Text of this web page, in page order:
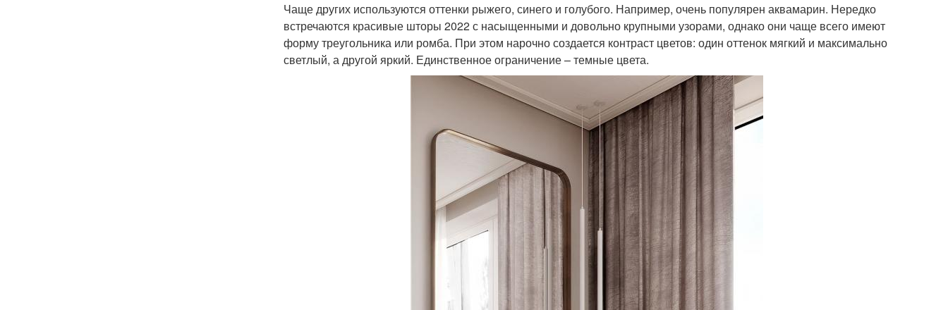
Чаще других используются оттенки рыжего, синего и голубого. Например, очень популярен аквамарин. Нередко
встречаются красивые шторы 2022 с насыщенными и довольно крупными узорами, однако они чаще всего имеют
форму треугольника или ромба. При этом нарочно создается контраст цветов: один оттенок мягкий и максимально
светлый, а другой яркий. Единственное ограничение – темные цвета.